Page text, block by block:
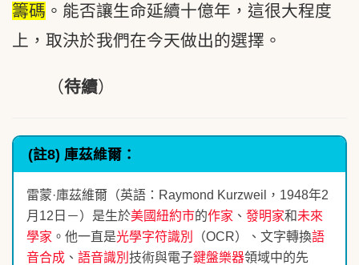
籌碼 。能否讓生命延續十億年，這很大程度
上，取決於我們在今天做出的選擇。
（待續）
(註8) 庫茲維爾：
雷蒙·庫茲維爾（英語：Raymond Kurzweil，1948年2
月12日－）是生於美國紐約市的作家 、 發明家和未來
學家 。他一直是光學字符識別 （OCR）、文字轉換語
音合成 、 語音識別 技術與電子鍵盤樂器領域中的先